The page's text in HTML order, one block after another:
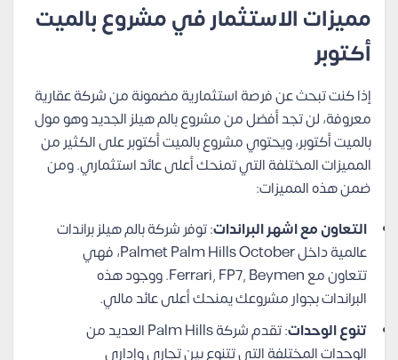
مميزات الاستثمار في مشروع بالميت
أكتوبر
إذا كنت تبحث عن فرصة استثمارية مضمونة من شركة عقارية
معروفة، لن تجد أفضل من مشروع بالم هيلز الجديد وهو مول
بالميت أكتوبر، ويحتوي مشروع بالميت أكتوبر على الكثير من
المميزات المختلفة التي تمنحك أعلى عائد استثماري. ومن
ضمن هذه المميزات:
التعاون مع اشهر البراندات: توفر شركة بالم هيلز براندات
عالمية داخل Palmet Palm Hills October، فهي
تتعاون مع Ferrari, FP7, Beymen. ووجود هذه
البراندات بجوار مشروعك يمنحك أعلى عائد مالي.
تنوع الوحدات
: تقدم شركة Palm Hills العديد من
الوحدات المختلفة التي تتنوع بين تجاري وإداري